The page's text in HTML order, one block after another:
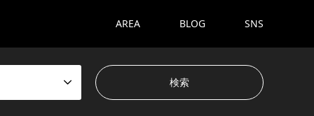
AREA BLOG SNS